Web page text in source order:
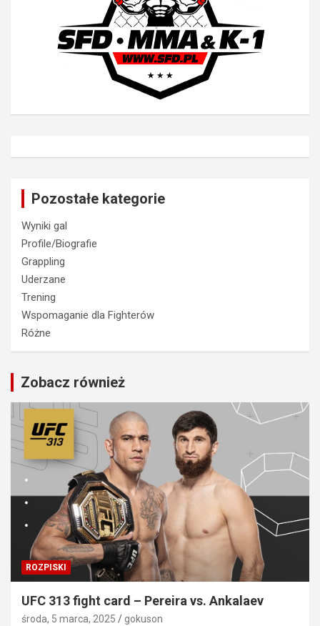
Pozostałe kategorie
Wyniki gal
Profile/Biografie
Grappling
Uderzane
Trening
Wspomaganie dla Fighterów
Różne
Zobacz również
ROZPISKI
UFC 313 fight card – Pereira vs. Ankalaev
środa, 5 marca, 2025 gokuson